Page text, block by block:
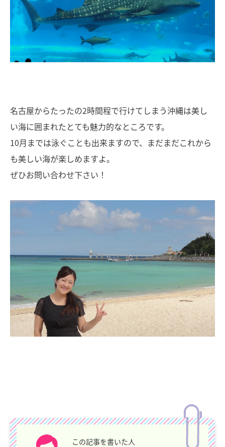
名古屋からたったの2時間程で行けてしまう沖縄は美し
い海に囲まれたとても魅力的なところです。
10月までは泳ぐことも出来ますので、まだまだこれから
も美しい海が楽しめますよ。
ぜひお問い合わせ下さい！
この記事を書いた人